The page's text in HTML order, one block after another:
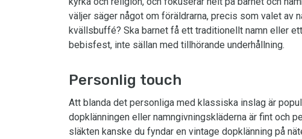
väljer säger något om föräldrarna, precis som valet
kvällsbuffé? Ska barnet få ett traditionellt namn eller
bebisfest, inte sällan med tillhörande underhållning.
Personlig touch
Att blanda det personliga med klassiska inslag är
dopklänningen eller namngivningskläderna är fint och
släkten kanske du fyndar en vintage dopklänning på